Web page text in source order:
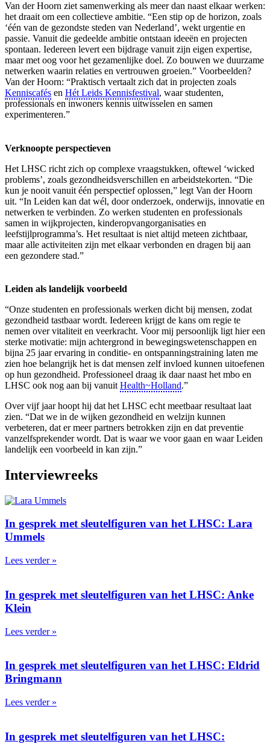
Van der Hoorn ziet samenwerking als meer dan naast elkaar werken:
het draait om een collectieve ambitie. “Een stip op de horizon, zoals
‘één van de gezondste steden van Nederland’, wekt urgentie en
passie. Vanuit die gedeelde ambitie ontstaan ideeën en projecten
spontaan. Iedereen levert een bijdrage vanuit zijn eigen expertise,
maar met oog voor het gezamenlijke doel. Zo bouwen we duurzame
netwerken waarin relaties en vertrouwen groeien.” Voorbeelden?
Van der Hoorn: “Praktisch vertaalt zich dat in projecten zoals
Kenniscafés en Hét Leids Kennisfestival, waar studenten,
professionals en inwoners kennis uitwisselen en samen
experimenteren.”
Verknoopte perspectieven
Het LHSC richt zich op complexe vraagstukken, oftewel ‘wicked
problems’, zoals gezondheidsverschillen en arbeidstekorten. “Die
kun je nooit vanuit één perspectief oplossen,” legt Van der Hoorn
uit. “In Leiden kan dat wél, door onderzoek, onderwijs, innovatie en
netwerken te verbinden. Zo werken studenten en professionals
samen in wijkprojecten, kinderopvangorganisaties en
leefstijlprogramma’s. Het resultaat is niet altijd meteen zichtbaar,
maar alle activiteiten zijn met elkaar verbonden en dragen bij aan
een gezondere stad.”
Leiden als landelijk voorbeeld
“Onze studenten en professionals werken dicht bij mensen, zodat
gezondheid tastbaar wordt. Iedereen krijgt de kans om regie te
nemen over vitaliteit en veerkracht. Voor mij persoonlijk ligt hier een
sterke motivatie: mijn achtergrond in bewegingswetenschappen en
bijna 25 jaar ervaring in conditie- en ontspanningstraining laten me
zien hoe belangrijk het is dat mensen zelf invloed kunnen uitoefenen
op hun gezondheid. Professioneel draag ik daar naast het mbo en
LHSC ook nog aan bij vanuit Health~Holland.”
Over vijf jaar hoopt hij dat het LHSC echt meetbaar resultaat laat
zien. “Dat we in de wijken gezondheid en welzijn kunnen
verbeteren, dat er meer partners betrokken zijn en dat preventie
vanzelfsprekender wordt. Dat is waar we voor gaan en waar Leiden
landelijk een voorbeeld in kan zijn.”
Interviewreeks
In gesprek met sleutel­figuren van het LHSC: Lara
Ummels
Lees verder »
In gesprek met sleutel­figuren van het LHSC: Anke
Klein
Lees verder »
In gesprek met sleutel­figuren van het LHSC: Eldrid
Bringmann
Lees verder »
In gesprek met sleutel­figuren van het LHSC: